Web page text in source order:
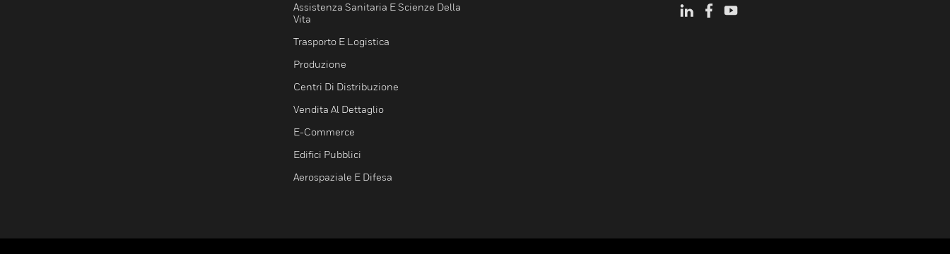
Assistenza Sanitaria E Scienze Della
Vita
Trasporto E Logistica
Produzione
Centri Di Distribuzione
Vendita Al Dettaglio
E-Commerce
Edifici Pubblici
Aerospaziale E Difesa